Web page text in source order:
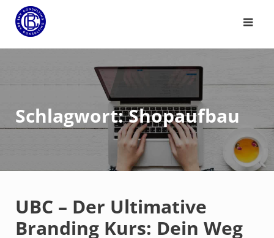
Schlagwort:Shopaufbau
UBC – Der Ultimative
Branding Kurs: Dein Weg